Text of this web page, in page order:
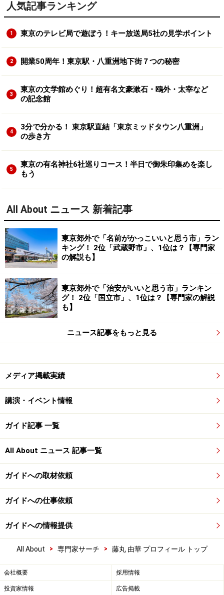
人気記事ランキング
1 東京のテレビ局で遊ぼう！キー放送局5社の見学ポイント
2 開業50周年！東京駅・八重洲地下街７つの秘密
3
東京の文学館めぐり！超有名文豪漱石・鴎外・太宰など
の記念館
4
3分で分かる！ 東京駅直結「東京ミッドタウン八重洲」
の歩き方
5
東京の有名神社6社巡りコース！半日で御朱印集めを楽し
もう
All About ニュース 新着記事
東京郊外で「名前がかっこいいと思う市」ラン
キング！ 2位「武蔵野市」、1位は？【専門家
の解説も】
東京郊外で「治安がいいと思う市」ランキン
グ！ 2位「国立市」、1位は？【専門家の解説
も】
ニュース記事をもっと見る
メディア掲載実績
講演・イベント情報
ガイド記事 一覧
All About ニュース 記事一覧
ガイドへの取材依頼
ガイドへの仕事依頼
ガイドへの情報提供
All About > 専門家サーチ > 藤丸 由華 プロフィール トップ
会社概要 採用情報
投資家情報 広告掲載